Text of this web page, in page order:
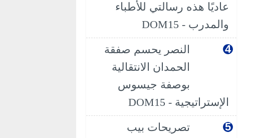
عاديًا هذه رسالتي للأطباء
والمدرب - DOM15
النصر يحسم صفقة
الحمدان الانتقالية
بوصفة جيسوس
الإستراتيجية - DOM15
تصريحات بيب